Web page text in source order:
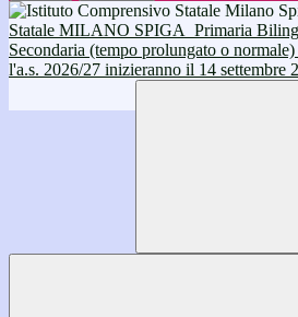
Statale MILANO SPIGA Primaria
Secondaria (tempo prolungato o normale)
l'a.s. 2026/27 inizieranno il 14 settembre